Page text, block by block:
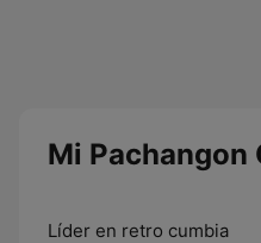
Mi Pachangon
Líder en retro cumbia